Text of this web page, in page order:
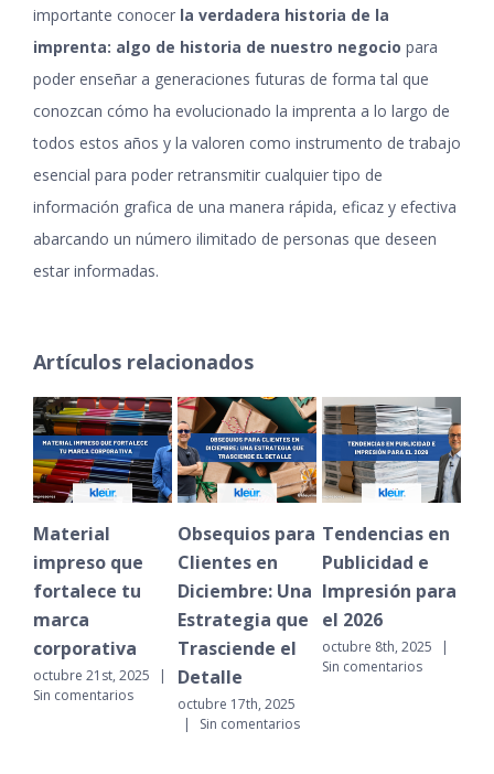
importante conocer la verdadera historia de la
imprenta: algo de historia de nuestro negocio para
poder enseñar a generaciones futuras de forma tal que
conozcan cómo ha evolucionado la imprenta a lo largo de
todos estos años y la valoren como instrumento de trabajo
esencial para poder retransmitir cualquier tipo de
información grafica de una manera rápida, eficaz y efectiva
abarcando un número ilimitado de personas que deseen
estar informadas.
Artículos relacionados
Material
impreso que
fortalece tu
marca
corporativa
octubre 21st, 2025
Sin comentarios
Obsequios para
Clientes en
Diciembre: Una
Estrategia que
Trasciende el
Detalle
octubre 17th, 2025
Sin comentarios
Tendencias en
Publicidad e
Impresión para
el 2026
octubre 8th, 2025
Sin comentarios